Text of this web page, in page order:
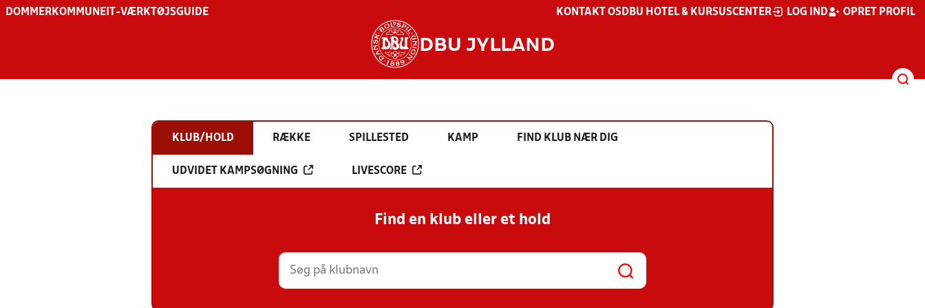
DOMMER KOMMUNE IT-VÆRKTØJSGUIDE KONTAKT OS DBU HOTEL & KURSUSCENTER LOG IND OPRET PROFIL
DBU JYLLAND
KLUB/HOLD RÆKKE SPILLESTED KAMP FIND KLUB NÆR DIG
UDVIDET KAMPSØGNING LIVESCORE
Find en klub eller et hold